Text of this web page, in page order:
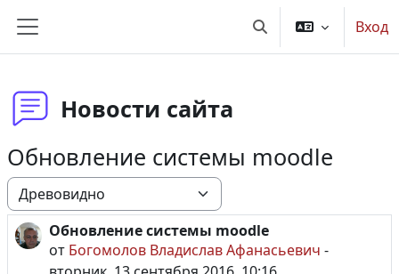
Боковая панель Изменить данные
Вход
Новости сайта
Обновление системы moodle
Режим отображения
Обновление системы moodle
от Богомолов Владислав Афанасьевич -
Количество ответов: 0